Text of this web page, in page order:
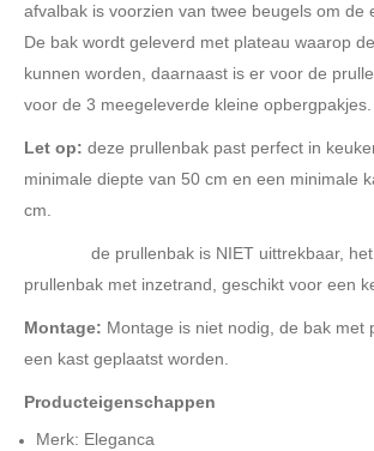
afvalbak is voorzien van twee beugels om de
De bak wordt geleverd met plateau waarop
kunnen worden, daarnaast is er voor de
voor de 3 meegeleverde kleine opbergpakjes.
Let op: deze prullenbak past perfect in
minimale diepte van 50 cm en een minimale
cm.
de prullenbak is NIET uittrekbaar,
prullenbak met inzetrand, geschikt voor een
Montage: Montage is niet nodig, de bak met
een kast geplaatst worden.
Producteigenschappen
Merk: Eleganca